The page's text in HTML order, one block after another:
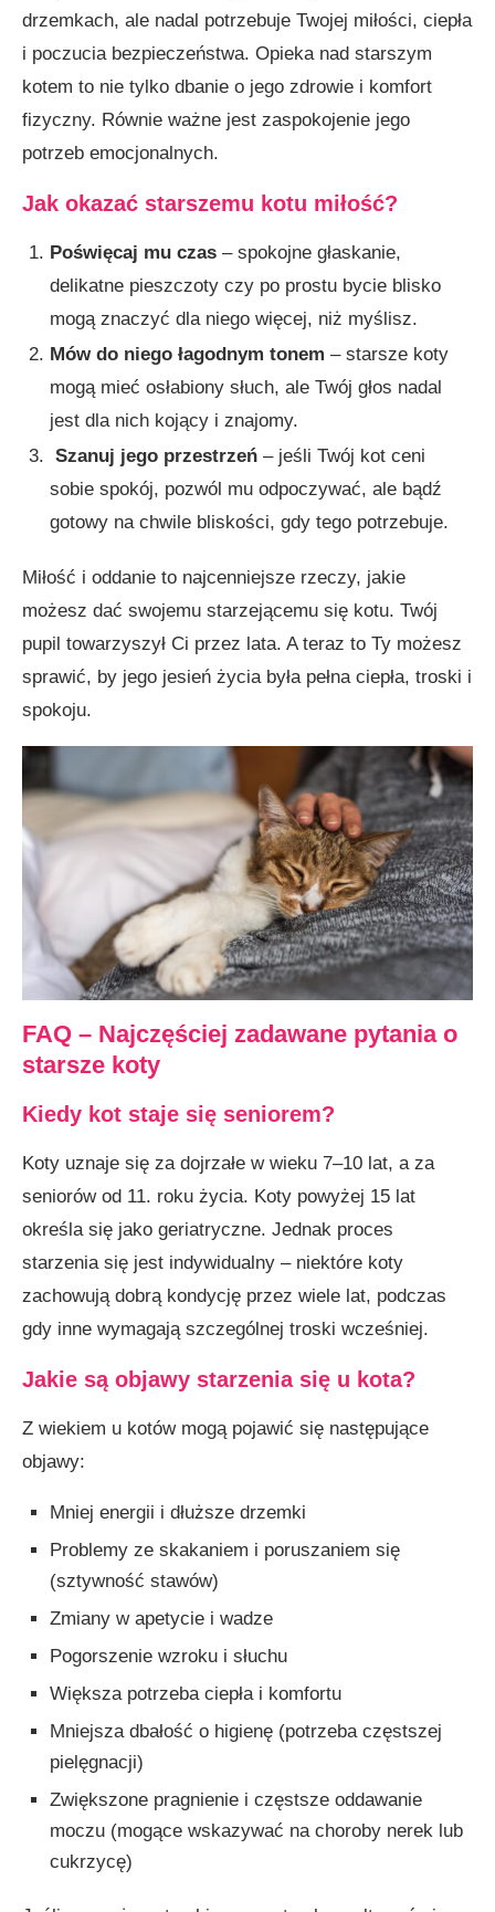
drzemkach, ale nadal potrzebuje Twojej miłości, ciepła
i poczucia bezpieczeństwa. Opieka nad starszym
kotem to nie tylko dbanie o jego zdrowie i komfort
fizyczny. Równie ważne jest zaspokojenie jego
potrzeb emocjonalnych.
Jak okazać starszemu kotu miłość?
Poświęcaj mu czas – spokojne głaskanie,
delikatne pieszczoty czy po prostu bycie blisko
mogą znaczyć dla niego więcej, niż myślisz.
Mów do niego łagodnym tonem – starsze koty
mogą mieć osłabiony słuch, ale Twój głos nadal
jest dla nich kojący i znajomy.
Szanuj jego przestrzeń – jeśli Twój kot ceni
sobie spokój, pozwól mu odpoczywać, ale bądź
gotowy na chwile bliskości, gdy tego potrzebuje.
Miłość i oddanie to najcenniejsze rzeczy, jakie
możesz dać swojemu starzejącemu się kotu. Twój
pupil towarzyszył Ci przez lata. A teraz to Ty możesz
sprawić, by jego jesień życia była pełna ciepła, troski i
spokoju.
FAQ – Najczęściej zadawane pytania o
starsze koty
Kiedy kot staje się seniorem?
Koty uznaje się za dojrzałe w wieku 7–10 lat, a za
seniorów od 11. roku życia. Koty powyżej 15 lat
określa się jako geriatryczne. Jednak proces
starzenia się jest indywidualny – niektóre koty
zachowują dobrą kondycję przez wiele lat, podczas
gdy inne wymagają szczególnej troski wcześniej.
Jakie są objawy starzenia się u kota?
Z wiekiem u kotów mogą pojawić się następujące
objawy:
Mniej energii i dłuższe drzemki
Problemy ze skakaniem i poruszaniem się
(sztywność stawów)
Zmiany w apetycie i wadze
Pogorszenie wzroku i słuchu
Większa potrzeba ciepła i komfortu
Mniejsza dbałość o higienę (potrzeba częstszej
pielęgnacji)
Zwiększone pragnienie i częstsze oddawanie
moczu (mogące wskazywać na choroby nerek lub
cukrzycę)